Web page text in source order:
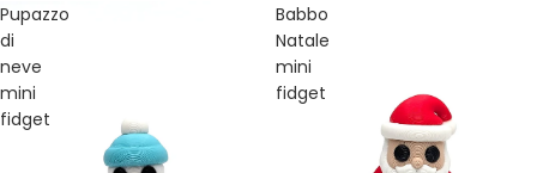
Pupazzo
di
neve
mini
fidget
Babbo
Natale
mini
fidget